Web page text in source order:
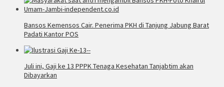
Bansos Kemensos Cair. Penerima PKH di Tanjung Jabung Barat
Padati Kantor POS
Juli ini, Gaji ke 13 PPPK Tenaga Kesehatan Tanjabtim akan
Dibayarkan